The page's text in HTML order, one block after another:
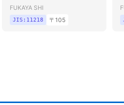
FUKAYA SHI
JIS: 11218 〒 105